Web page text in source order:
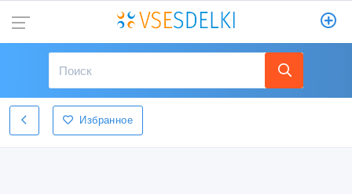
Избранное